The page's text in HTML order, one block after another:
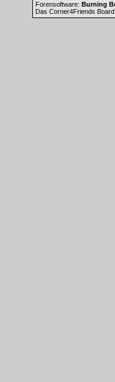
Forensoftware: Burning
Das Corner4Friends